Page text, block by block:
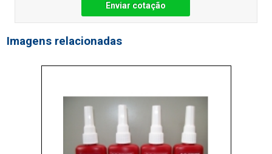
Enviar cotação
Imagens relacionadas